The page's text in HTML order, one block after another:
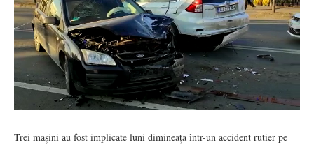
Trei mașini au fost implicate luni dimineața într-un accident rutier pe